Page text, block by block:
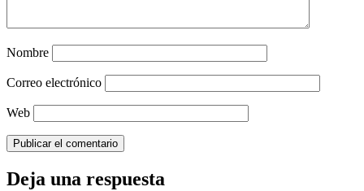
Nombre
Correo electrónico
Web
Deja una respuesta